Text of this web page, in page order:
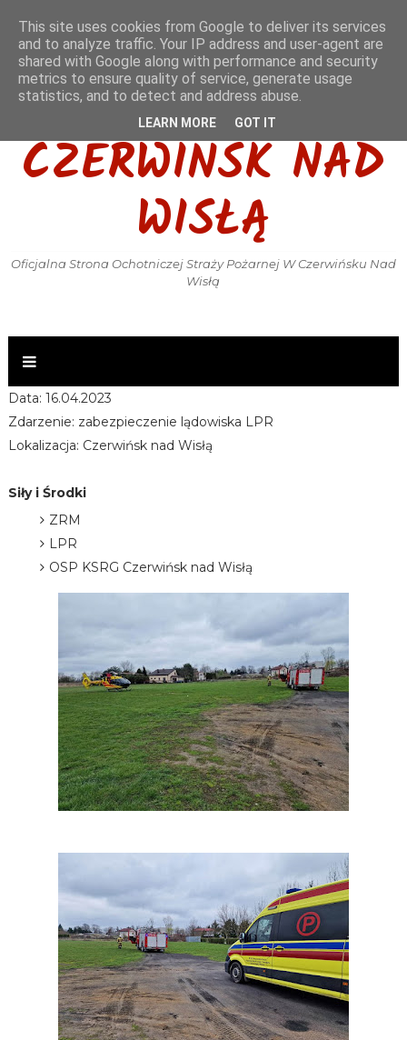
OSP KSRG
CZERWIŃSK NAD
WISŁĄ
Oficjalna Strona Ochotniczej Straży Pożarnej W Czerwińsku Nad
Wisłą
Data: 16.04.2023
Zdarzenie: zabezpieczenie lądowiska LPR
Lokalizacja: Czerwińsk nad Wisłą
Siły i Środki
ZRM
LPR
OSP KSRG Czerwińsk nad Wisłą
This site uses cookies from Google to deliver its services
and to analyze traffic. Your IP address and user-agent are
shared with Google along with performance and security
metrics to ensure quality of service, generate usage
statistics, and to detect and address abuse.
LEARN MORE GOT IT